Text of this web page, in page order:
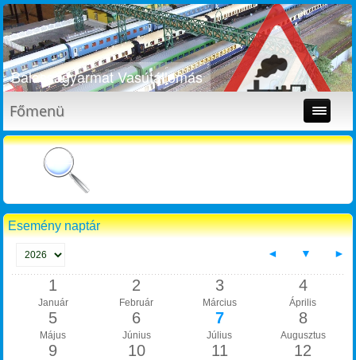
Balassagyarmat Vasútállomás
Főmenü
Esemény naptár
◄ ▼ ►
1
Január
2
Február
3
Március
4
Április
5
Május
6
Június
7
Július
8
Augusztus
9 10 11 12